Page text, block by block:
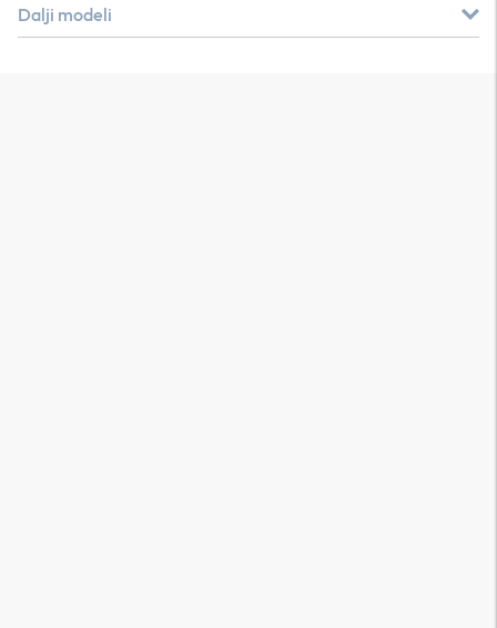
Dalji modeli